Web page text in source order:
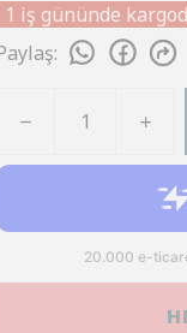
1 iş gününde
: